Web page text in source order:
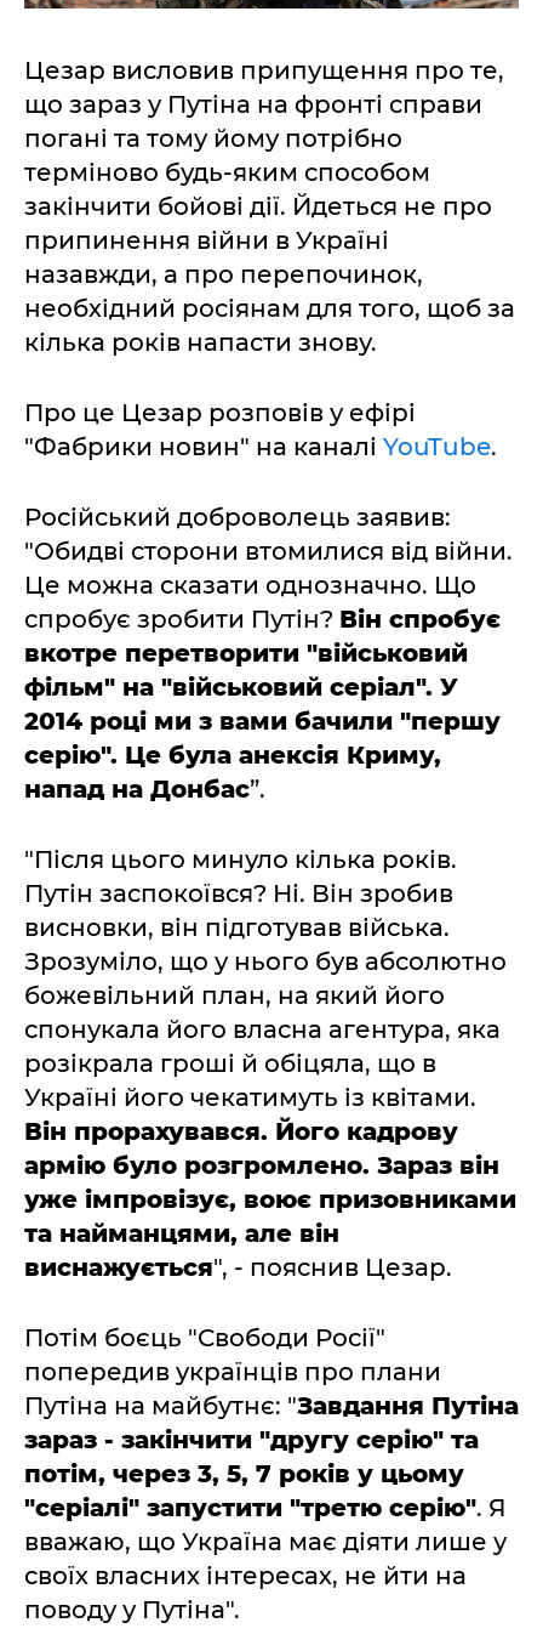
Цезар висловив припущення про те,
що зараз у Путіна на фронті справи
погані та тому йому потрібно
терміново будь-яким способом
закінчити бойові дії. Йдеться не про
припинення війни в Україні
назавжди, а про перепочинок,
необхідний росіянам для того, щоб за
кілька років напасти знову.
Про це Цезар розповів у ефірі
"Фабрики новин" на каналі YouTube.
Російський доброволець заявив:
"Обидві сторони втомилися від війни.
Це можна сказати однозначно. Що
спробує зробити Путін? Він спробує
вкотре перетворити "військовий
фільм" на "військовий серіал". У
2014 році ми з вами бачили "першу
серію". Це була анексія Криму,
напад на Донбас”.
"Після цього минуло кілька років.
Путін заспокоївся? Ні. Він зробив
висновки, він підготував війська.
Зрозуміло, що у нього був абсолютно
божевільний план, на який його
спонукала його власна агентура, яка
розікрала гроші й обіцяла, що в
Україні його чекатимуть із квітами.
Він прорахувався. Його кадрову
армію було розгромлено. Зараз він
уже імпровізує, воює призовниками
та найманцями, але він
виснажується", - пояснив Цезар.
Потім боєць "Свободи Росії"
попередив українців про плани
Путіна на майбутнє: "Завдання Путіна
зараз - закінчити "другу серію" та
потім, через 3, 5, 7 років у цьому
"серіалі" запустити "третю серію". Я
вважаю, що Україна має діяти лише у
своїх власних інтересах, не йти на
поводу у Путіна".